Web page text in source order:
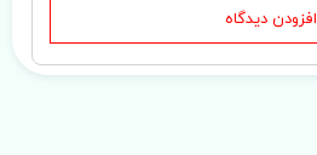
افزودن دیدگاه